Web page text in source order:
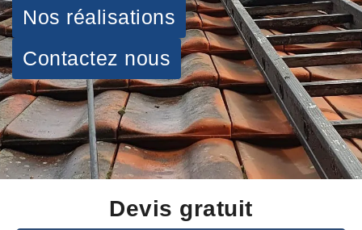
Nos réalisations
Contactez nous
Devis gratuit